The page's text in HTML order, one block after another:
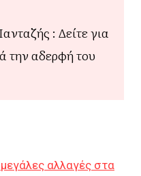
: Δείτε για
την αδερφή του
αλλαγές στα